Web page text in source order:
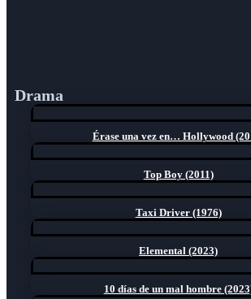
Drama
Érase una vez en… Hollywood
Top Boy (2011)
Taxi Driver (1976)
Elemental (2023)
10 días de un mal hombre